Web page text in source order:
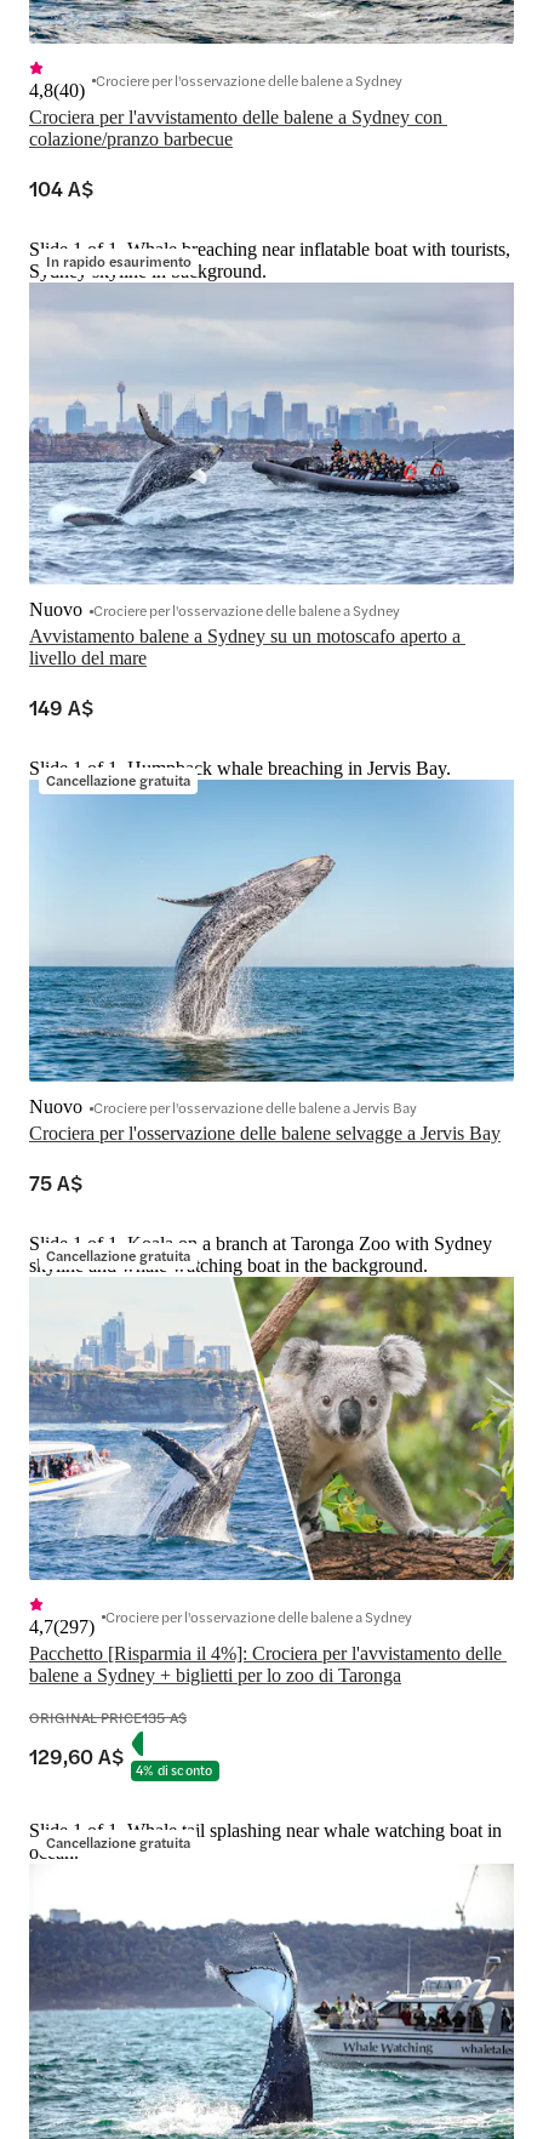
Crociera per l'avvistamento delle balene a Sydney con
colazione/pranzo barbecue
4,8(40) Crociere per l'osservazione delle balene a Sydney
104 A$
In rapido esaurimento
Slide 1 of 1, Whale breaching near inflatable boat with tourists,
Sydney skyline in background.
Avvistamento balene a Sydney su un motoscafo aperto a
livello del mare
Nuovo Crociere per l'osservazione delle balene a Sydney
149 A$
Cancellazione gratuita
Slide 1 of 1, Humpback whale breaching in Jervis Bay.
Crociera per l'osservazione delle balene selvagge a Jervis Bay
Nuovo Crociere per l'osservazione delle balene a Jervis Bay
75 A$
Cancellazione gratuita
Slide 1 of 1, Koala on a branch at Taronga Zoo with Sydney
skyline and whale watching boat in the background.
Pacchetto [Risparmia il 4%]: Crociera per l'avvistamento delle
balene a Sydney + biglietti per lo zoo di Taronga
4,7(297) Crociere per l'osservazione delle balene a Sydney
ORIGINAL PRICE135 A$
129,60 A$ 4% di sconto
Cancellazione gratuita
Slide 1 of 1, Whale tail splashing near whale watching boat in
ocean.